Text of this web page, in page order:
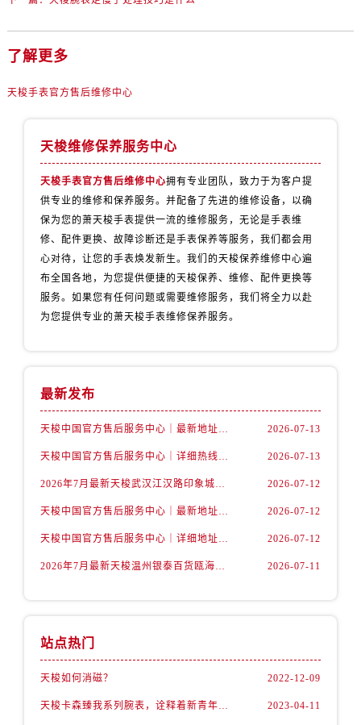
内蒙古自治区锡林郭勒盟市锡林浩特市光明街与额尔敦路交叉口售后服务中心（需提前预约）
山西省晋中市榆次区顺城街售后服务中心（需提前预约）
山西省太原市迎泽区迎泽街道解放路15号亨得利名表维修授权店3楼售后服务中心（需提前预约）
安徽省蚌埠市蚌山区淮河路售后服务中心（需提前预约）
安徽省铜陵市铜官区石城大道售后服务中心（需提前预约）
了解更多
天梭手表官方售后维修中心
天梭维修保养服务中心
天梭手表官方售后维修中心拥有专业团队，致力于为客户提
供专业的维修和保养服务。并配备了先进的维修设备，以确
保为您的萧天梭手表提供一流的维修服务，无论是手表维
修、配件更换、故障诊断还是手表保养等服务，我们都会用
心对待，让您的手表焕发新生。我们的天梭保养维修中心遍
布全国各地，为您提供便捷的天梭保养、维修、配件更换等
服务。如果您有任何问题或需要维修服务，我们将全力以赴
为您提供专业的萧天梭手表维修保养服务。
最新发布
天梭中国官方售后服务中心｜最新地址与24小时服务电话权威信息通告（2026年7月最新） 2026-07-13
天梭中国官方售后服务中心｜详细热线电话及全部网点地址权威信息通知（2026年7月最新） 2026-07-13
2026年7月最新天梭武汉江汉路印象城维修保养服务电话 2026-07-12
天梭中国官方售后服务中心｜最新地址及官方客服热线权威信息通告（2026年7月最新） 2026-07-12
天梭中国官方售后服务中心｜详细地址与售后热线权威信息通知（2026年7月最新） 2026-07-12
2026年7月最新天梭温州银泰百货瓯海店维修保养服务电话 2026-07-11
站点热门
天梭如何消磁？ 2022-12-09
天梭卡森臻我系列腕表，诠释着新青年的生活态度 2023-04-11